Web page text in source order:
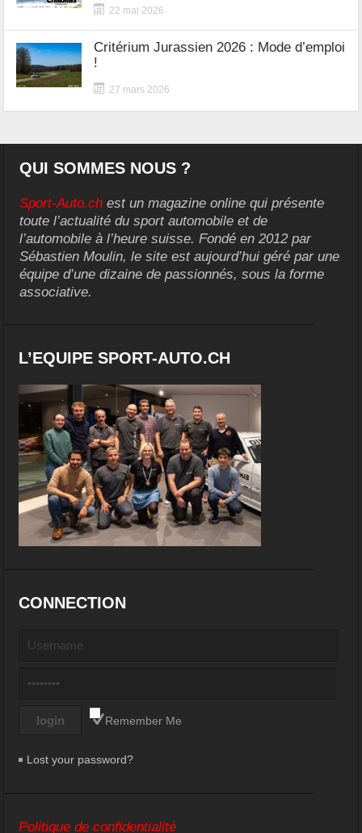
22 mai 2026
Critérium Jurassien 2026 : Mode d’emploi
!
27 mars 2026
QUI SOMMES NOUS ?
Sport-Auto.ch est un magazine online qui présente
toute l’actualité du sport automobile et de
l’automobile à l’heure suisse. Fondé en 2012 par
Sébastien Moulin, le site est aujourd’hui géré par une
équipe d’une dizaine de passionnés, sous la forme
associative.
L’EQUIPE SPORT-AUTO.CH
CONNECTION
Remember Me
Lost your password?
Politique de confidentialité